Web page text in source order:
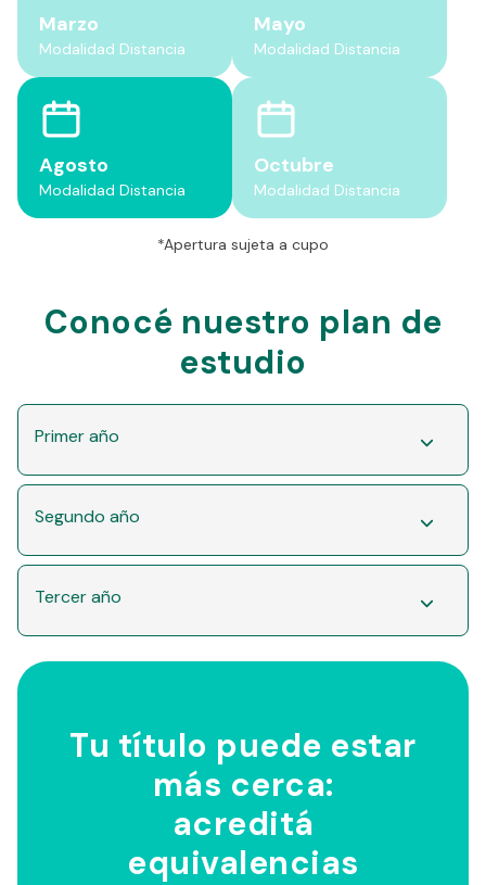
Marzo
Modalidad Distancia
Mayo
Modalidad Distancia
Agosto
Modalidad Distancia
Octubre
Modalidad Distancia
*Apertura sujeta a cupo
Conocé nuestro plan de
estudio
Primer año
Segundo año
Tercer año
Tu título puede estar
más cerca:
acreditá
equivalencias